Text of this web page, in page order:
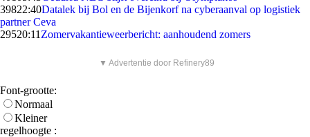
39822:40Datalek bij Bol en de Bijenkorf na cyberaanval op logistiek
partner Ceva
29520:11 Zomervakantieweerbericht: aanhoudend zomers
▼ Advertentie door Refinery89
Font-grootte:
Normaal
Kleiner
regelhoogte :